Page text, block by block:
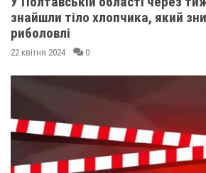
знайшли тіло хлопчика, який
риболовлі
22 квітня 2024 0